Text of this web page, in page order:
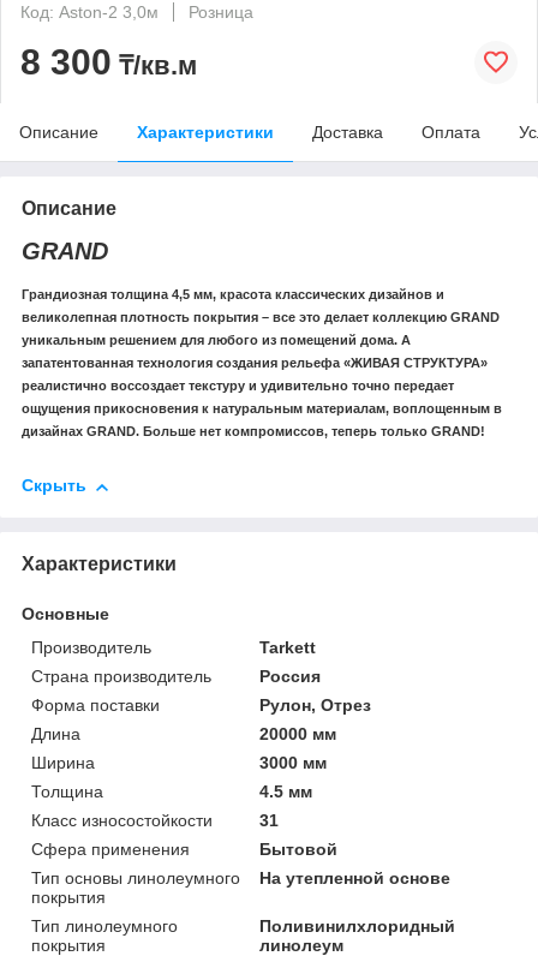
Код: Aston-2 3,0м
Розница
8 300 ₸/кв.м
Описание Характеристики Доставка Оплата
Описание
GRAND
Грандиозная толщина 4,5 мм, красота классических дизайнов и
великолепная плотность покрытия – все это делает коллекцию GRAND
уникальным решением для любого из помещений дома. А
запатентованная технология создания рельефа «ЖИВАЯ СТРУКТУРА»
реалистично воссоздает текстуру и удивительно точно передает
ощущения прикосновения к натуральным материалам, воплощенным в
дизайнах GRAND. Больше нет компромиссов, теперь только GRAND!
Скрыть
Характеристики
Основные
Производитель
Tarkett
Страна производитель
Россия
Форма поставки
Рулон, Отрез
Длина
20000 мм
Ширина
3000 мм
Толщина
4.5 мм
Класс износостойкости
31
Сфера применения
Бытовой
Тип основы линолеумного
покрытия
На утепленной основе
Тип линолеумного
покрытия
Поливинилхлоридный
линолеум